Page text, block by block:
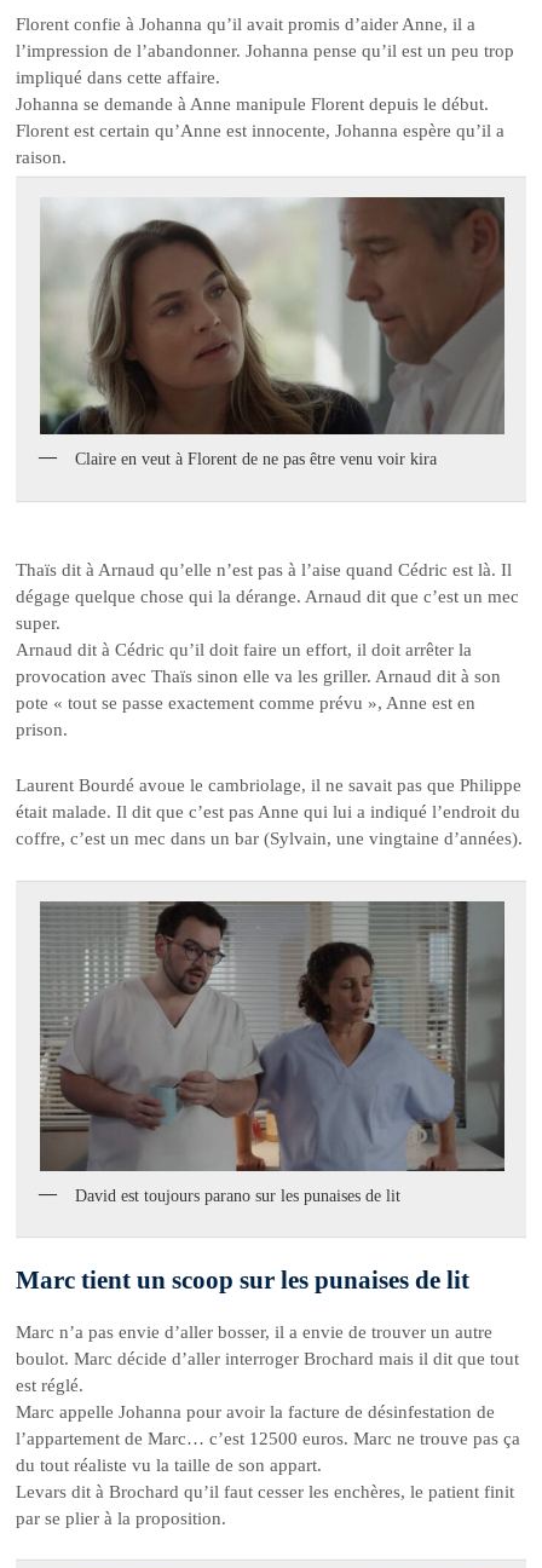
Florent confie à Johanna qu’il avait promis d’aider Anne, il a
l’impression de l’abandonner. Johanna pense qu’il est un peu trop
impliqué dans cette affaire.
Johanna se demande à Anne manipule Florent depuis le début.
Florent est certain qu’Anne est innocente, Johanna espère qu’il a
raison.
Claire en veut à Florent de ne pas être venu voir kira
Thaïs dit à Arnaud qu’elle n’est pas à l’aise quand Cédric est là. Il
dégage quelque chose qui la dérange. Arnaud dit que c’est un mec
super.
Arnaud dit à Cédric qu’il doit faire un effort, il doit arrêter la
provocation avec Thaïs sinon elle va les griller. Arnaud dit à son
pote « tout se passe exactement comme prévu », Anne est en
prison.
Laurent Bourdé avoue le cambriolage, il ne savait pas que Philippe
était malade. Il dit que c’est pas Anne qui lui a indiqué l’endroit du
coffre, c’est un mec dans un bar (Sylvain, une vingtaine d’années).
David est toujours parano sur les punaises de lit
Marc tient un scoop sur les punaises de lit
Marc n’a pas envie d’aller bosser, il a envie de trouver un autre
boulot. Marc décide d’aller interroger Brochard mais il dit que tout
est réglé.
Marc appelle Johanna pour avoir la facture de désinfestation de
l’appartement de Marc… c’est 12500 euros. Marc ne trouve pas ça
du tout réaliste vu la taille de son appart.
Levars dit à Brochard qu’il faut cesser les enchères, le patient finit
par se plier à la proposition.